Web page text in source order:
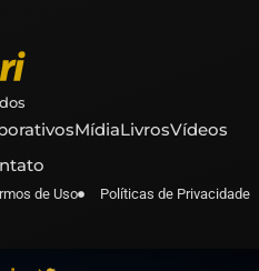
MídiaLivrosVídeos
de Uso Políticas de Privacidade